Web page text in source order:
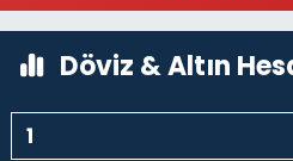
Döviz & Altın